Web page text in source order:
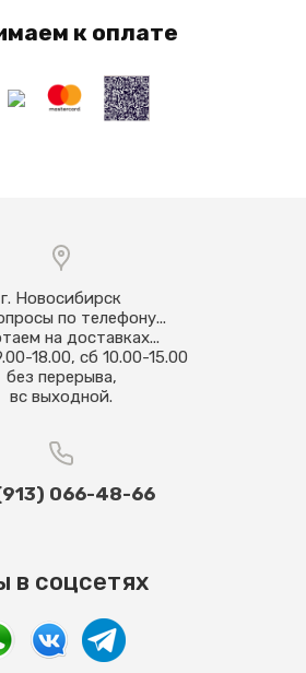
к оплате
г. Новосибирск
по телефону...
на доставках...
18.00, сб 10.00-15.00
без перерыва,
вс выходной.
066-48-66
в соцсетях